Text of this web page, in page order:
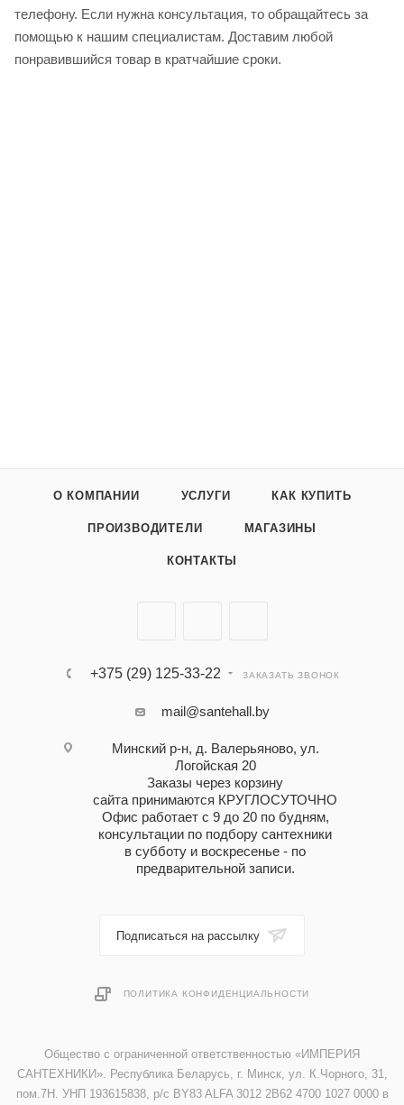
телефону. Если нужна консультация, то обращайтесь за
помощью к нашим специалистам. Доставим любой
понравившийся товар в кратчайшие сроки.
О КОМПАНИИ УСЛУГИ КАК КУПИТЬ
ПРОИЗВОДИТЕЛИ МАГАЗИНЫ
КОНТАКТЫ
+375 (29) 125-33-22 ЗАКАЗАТЬ ЗВОНОК
mail@santehall.by
Минский р-н, д. Валерьяново, ул.
Логойская 20
Заказы через корзину
сайта принимаются КРУГЛОСУТОЧНО
Офис работает с 9 до 20 по будням,
консультации по подбору сантехники
в субботу и воскресенье - по
предварительной записи.
Подписаться на рассылку
ПОЛИТИКА КОНФИДЕНЦИАЛЬНОСТИ
Общество с ограниченной ответственностью «ИМПЕРИЯ
САНТЕХНИКИ». Республика Беларусь, г. Минск, ул. К.Чорного, 31,
пом.7Н. УНП 193615838, р/с BY83 ALFA 3012 2B62 4700 1027 0000 в